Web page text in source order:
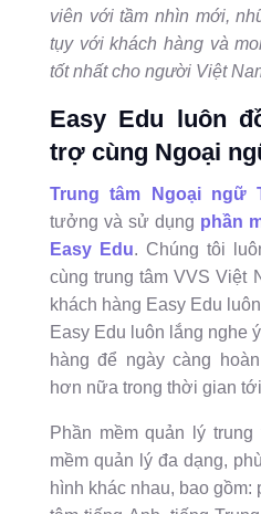
viên với tầm nhìn mới,
tụy với khách hàng và
tốt nhất cho người Việt
Easy Edu luôn
trợ cùng Ngoại
Trung tâm Ngoại ngữ
tưởng và sử dụng phần
Easy Edu. Chúng tôi
cùng trung tâm VVS Việt
khách hàng Easy Edu
Easy Edu luôn lắng nghe
hàng để ngày càng
hơn nữa trong thời gian
Phần mềm quản lý
mềm quản lý đa dạng,
hình khác nhau, bao gồm: